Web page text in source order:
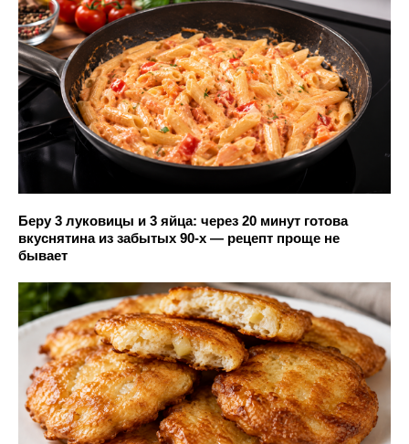
Беру 3 луковицы и 3 яйца: через 20 минут готова
вкуснятина из забытых 90-х — рецепт проще не
бывает